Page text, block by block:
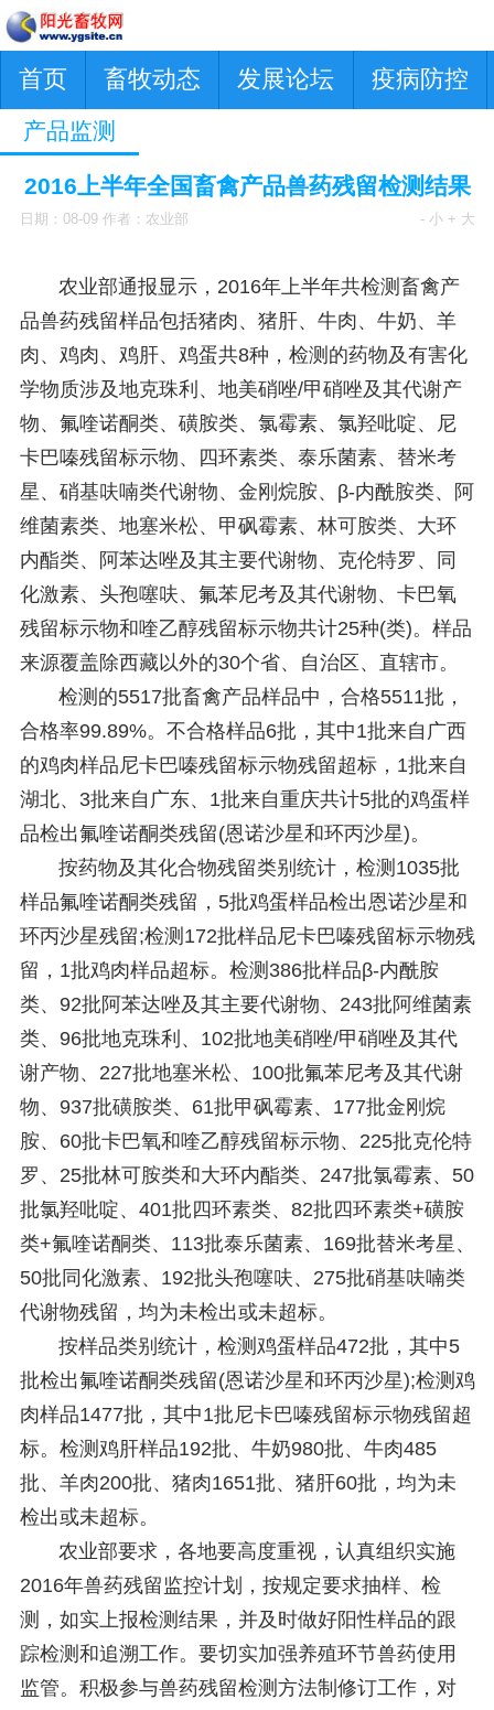
首页 畜牧动态 发展论坛 疫病防控
产品监测
2016上半年全国畜禽产品兽药残留检测结果
日期：08-09 作者：农业部 - 小 + 大
农业部通报显示，2016年上半年共检测畜禽产
品兽药残留样品包括猪肉、猪肝、牛肉、牛奶、羊
肉、鸡肉、鸡肝、鸡蛋共8种，检测的药物及有害化
学物质涉及地克珠利、地美硝唑/甲硝唑及其代谢产
物、氟喹诺酮类、磺胺类、氯霉素、氯羟吡啶、尼
卡巴嗪残留标示物、四环素类、泰乐菌素、替米考
星、硝基呋喃类代谢物、金刚烷胺、β-内酰胺类、阿
维菌素类、地塞米松、甲砜霉素、林可胺类、大环
内酯类、阿苯达唑及其主要代谢物、克伦特罗、同
化激素、头孢噻呋、氟苯尼考及其代谢物、卡巴氧
残留标示物和喹乙醇残留标示物共计25种(类)。样品
来源覆盖除西藏以外的30个省、自治区、直辖市。
检测的5517批畜禽产品样品中，合格5511批，
合格率99.89%。不合格样品6批，其中1批来自广西
的鸡肉样品尼卡巴嗪残留标示物残留超标，1批来自
湖北、3批来自广东、1批来自重庆共计5批的鸡蛋样
品检出氟喹诺酮类残留(恩诺沙星和环丙沙星)。
按药物及其化合物残留类别统计，检测1035批
样品氟喹诺酮类残留，5批鸡蛋样品检出恩诺沙星和
环丙沙星残留;检测172批样品尼卡巴嗪残留标示物残
留，1批鸡肉样品超标。检测386批样品β-内酰胺
类、92批阿苯达唑及其主要代谢物、243批阿维菌素
类、96批地克珠利、102批地美硝唑/甲硝唑及其代
谢产物、227批地塞米松、100批氟苯尼考及其代谢
物、937批磺胺类、61批甲砜霉素、177批金刚烷
胺、60批卡巴氧和喹乙醇残留标示物、225批克伦特
罗、25批林可胺类和大环内酯类、247批氯霉素、50
批氯羟吡啶、401批四环素类、82批四环素类+磺胺
类+氟喹诺酮类、113批泰乐菌素、169批替米考星、
50批同化激素、192批头孢噻呋、275批硝基呋喃类
代谢物残留，均为未检出或未超标。
按样品类别统计，检测鸡蛋样品472批，其中5
批检出氟喹诺酮类残留(恩诺沙星和环丙沙星);检测鸡
肉样品1477批，其中1批尼卡巴嗪残留标示物残留超
标。检测鸡肝样品192批、牛奶980批、牛肉485
批、羊肉200批、猪肉1651批、猪肝60批，均为未
检出或未超标。
农业部要求，各地要高度重视，认真组织实施
2016年兽药残留监控计划，按规定要求抽样、检
测，如实上报检测结果，并及时做好阳性样品的跟
踪检测和追溯工作。要切实加强养殖环节兽药使用
监管。积极参与兽药残留检测方法制修订工作，对